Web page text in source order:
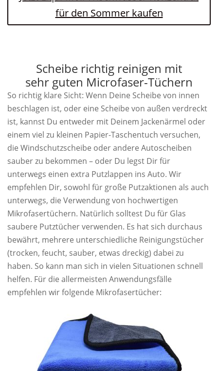
für den Sommer kaufen
Scheibe richtig reinigen mit
sehr guten Microfaser-Tüchern
So richtig klare Sicht: Wenn Deine Scheibe von innen
beschlagen ist, oder eine Scheibe von außen verdreckt
ist, kannst Du entweder mit Deinem Jackenärmel oder
einem viel zu kleinen Papier-Taschentuch versuchen,
die Windschutzscheibe oder andere Autoscheiben
sauber zu bekommen – oder Du legst Dir für
unterwegs einen extra Putzlappen ins Auto. Wir
empfehlen Dir, sowohl für große Putzaktionen als auch
unterwegs, die Verwendung von hochwertigen
Mikrofasertüchern. Natürlich solltest Du für Glas
saubere Putztücher verwenden. Es hat sich durchaus
bewährt, mehrere unterschiedliche Reinigungstücher
(trocken, feucht, sauber, etwas dreckig) dabei zu
haben. So kann man sich in vielen Situationen schnell
helfen. Für die allermeisten Anwendungsfälle
empfehlen wir folgende Mikrofasertücher: